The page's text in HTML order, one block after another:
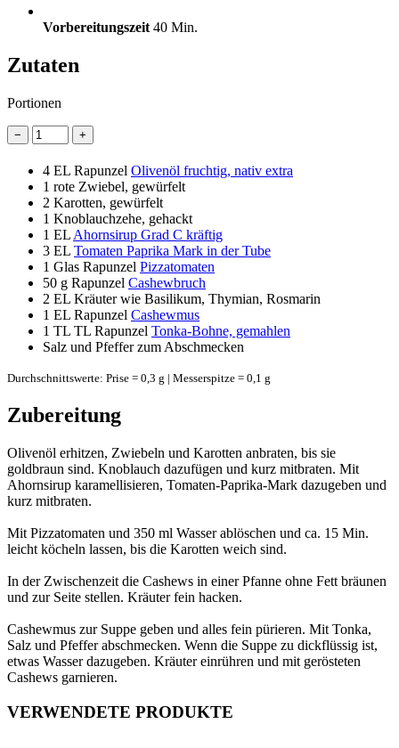
Vorbereitungszeit 40 Min.
Zutaten
Portionen
− +
4 EL Rapunzel Olivenöl fruchtig, nativ extra
1 rote Zwiebel, gewürfelt
2 Karotten, gewürfelt
1 Knoblauchzehe, gehackt
1 EL Ahornsirup Grad C kräftig
3 EL Tomaten Paprika Mark in der Tube
1 Glas Rapunzel Pizzatomaten
50 g Rapunzel Cashewbruch
2 EL Kräuter wie Basilikum, Thymian, Rosmarin
1 EL Rapunzel Cashewmus
1 TL TL Rapunzel Tonka-Bohne, gemahlen
Salz und Pfeffer zum Abschmecken
Durchschnittswerte: Prise = 0,3 g | Messerspitze = 0,1 g
Zubereitung
Olivenöl erhitzen, Zwiebeln und Karotten anbraten, bis sie
goldbraun sind. Knoblauch dazufügen und kurz mitbraten. Mit
Ahornsirup karamellisieren, Tomaten-Paprika-Mark dazugeben und
kurz mitbraten.
Mit Pizzatomaten und 350 ml Wasser ablöschen und ca. 15 Min.
leicht köcheln lassen, bis die Karotten weich sind.
In der Zwischenzeit die Cashews in einer Pfanne ohne Fett bräunen
und zur Seite stellen. Kräuter fein hacken.
Cashewmus zur Suppe geben und alles fein pürieren. Mit Tonka,
Salz und Pfeffer abschmecken. Wenn die Suppe zu dickflüssig ist,
etwas Wasser dazugeben. Kräuter einrühren und mit gerösteten
Cashews garnieren.
VERWENDETE PRODUKTE